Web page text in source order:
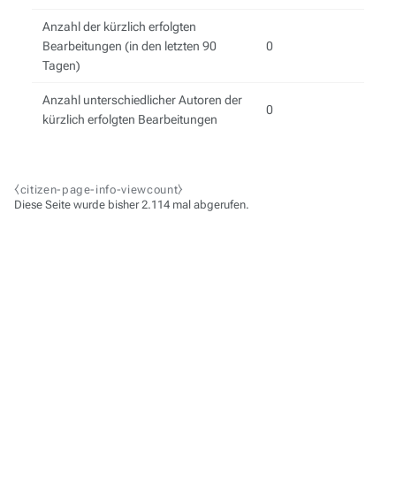
Anzahl der kürzlich erfolgten
Bearbeitungen (in den letzten 90
Tagen)
0
Anzahl unterschiedlicher Autoren der
kürzlich erfolgten Bearbeitungen
0
⧼citizen-page-info-viewcount⧽
Diese Seite wurde bisher 2.114 mal abgerufen.